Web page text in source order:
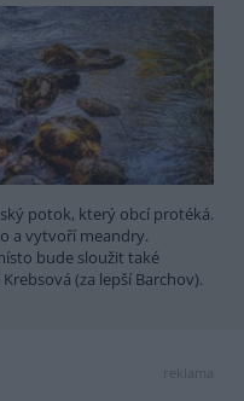
potok, který obcí protéká.
a vytvoří meandry.
bude sloužit také
(za lepší Barchov).
reklama